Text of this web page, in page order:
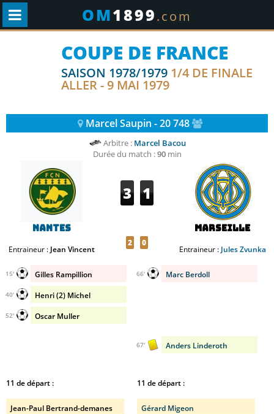
OM1899.com
COUPE DE FRANCE
SAISON 1978/1979 1/4 DE FINALE
ALLER - 9 MAI 1979
Marcel Saupin - 20 748
Arbitre : Marcel Bacou
Durée du match :90min
Nantes
Entraineur : Jean Vincent
3 1
2 0
Marseille
Entraineur : Jules Zvunka
Gilles Rampillion
15'
Henri (2) Michel
40'
Oscar Muller
52'
Marc Berdoll
66'
Anders Linderoth
67'
11 de départ :
Jean-Paul Bertrand-demanes
11 de départ :
Gérard Migeon